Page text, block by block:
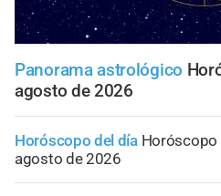
Panorama astrológico
agosto de 2026
Horóscopo del día Horóscopo
agosto de 2026